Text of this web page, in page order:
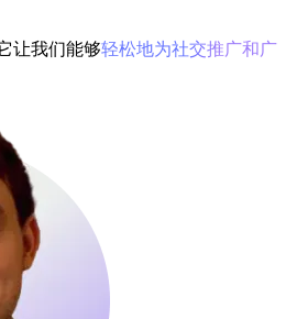
让我们能够轻松地为社交推广和广